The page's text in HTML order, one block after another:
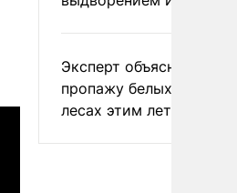
Эксперт объяснил
пропажу белых грибов
лесах этим летом